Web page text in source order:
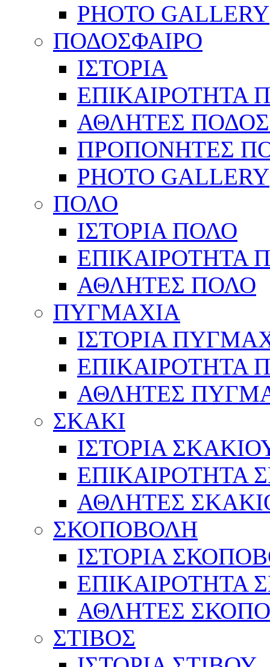
PHOTO GALLERY
ΠΟΔΟΣΦΑΙΡΟ
ΙΣΤΟΡΙΑ
ΕΠΙΚΑΙΡΟΤΗΤΑ
ΑΘΛΗΤΕΣ
ΠΡΟΠΟΝΗΤΕΣ
PHOTO GALLERY
ΠΟΛΟ
ΙΣΤΟΡΙΑ ΠΟΛΟ
ΕΠΙΚΑΙΡΟΤΗΤΑ
ΑΘΛΗΤΕΣ ΠΟΛΟ
ΠΥΓΜΑΧΙΑ
ΙΣΤΟΡΙΑ
ΕΠΙΚΑΙΡΟΤΗΤΑ
ΑΘΛΗΤΕΣ
ΣΚΑΚΙ
ΙΣΤΟΡΙΑ
ΕΠΙΚΑΙΡΟΤΗΤΑ
ΑΘΛΗΤΕΣ
ΣΚΟΠΟΒΟΛΗ
ΙΣΤΟΡΙΑ
ΕΠΙΚΑΙΡΟΤΗΤΑ
ΑΘΛΗΤΕΣ
ΣΤΙΒΟΣ